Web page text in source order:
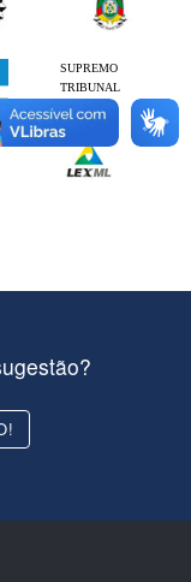
SUPREMO
TRIBUNAL
FEDERAL